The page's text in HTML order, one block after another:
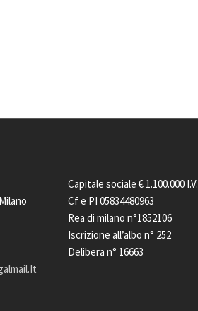
Milano
Capitale sociale € 1.100.000 I.V.
Cf e PI 05834480963
Rea di milano n°1852106
Iscrizione all’albo n° 252
Delibera n° 16663